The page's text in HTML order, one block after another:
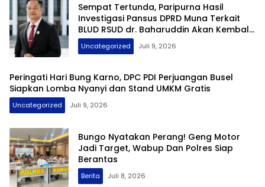
Sempat Tertunda, Paripurna Hasil
Investigasi Pansus DPRD Muna Terkait
BLUD RSUD dr. Baharuddin Akan Kembali
Digelar
Uncategorized Juli 9, 2026
Peringati Hari Bung Karno, DPC PDI Perjuangan Busel
Siapkan Lomba Nyanyi dan Stand UMKM Gratis
Uncategorized Juli 9, 2026
Bungo Nyatakan Perang! Geng Motor
Jadi Target, Wabup Dan Polres Siap
Berantas
Berita Juli 8, 2026